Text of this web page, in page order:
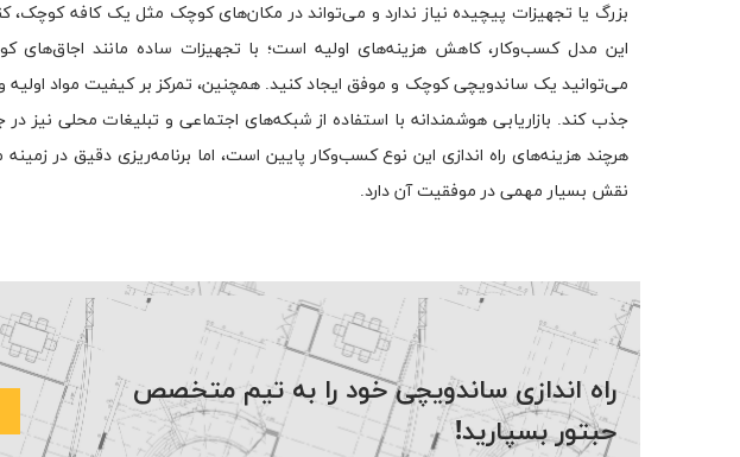
بزرگ یا تجهیزات پیچیده نیاز ندارد و می‌تواند در مکان‌های کوچک مثل یک کافه کوچک،
این مدل کسب‌وکار، کاهش هزینه‌های اولیه است؛ با تجهیزات ساده مانند اجاق‌های
می‌توانید یک ساندویچی کوچک و موفق ایجاد کنید. همچنین، تمرکز بر کیفیت مواد اولیه
جذب کند. بازاریابی هوشمندانه با استفاده از شبکه‌های اجتماعی و تبلیغات محلی
هرچند هزینه‌های راه اندازی این نوع کسب‌وکار پایین است، اما برنامه‌ریزی دقیق در
نقش بسیار مهمی در موفقیت آن دارد.
راه اندازی ساندویچی خود را به تیم متخصص
حبتور بسپارید!